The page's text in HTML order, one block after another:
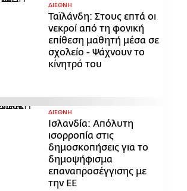
ΔΙΕΘΝΗ
Ταϊλάνδη: Στους επτά οι
νεκροί από τη φονική
επίθεση μαθητή μέσα σε
σχολείο - Ψάχνουν το
κίνητρό του
ΔΙΕΘΝΗ
Ισλανδία: Απόλυτη
ισορροπία στις
δημοσκοπήσεις για το
δημοψήφισμα
επαναπροσέγγισης με
την ΕΕ